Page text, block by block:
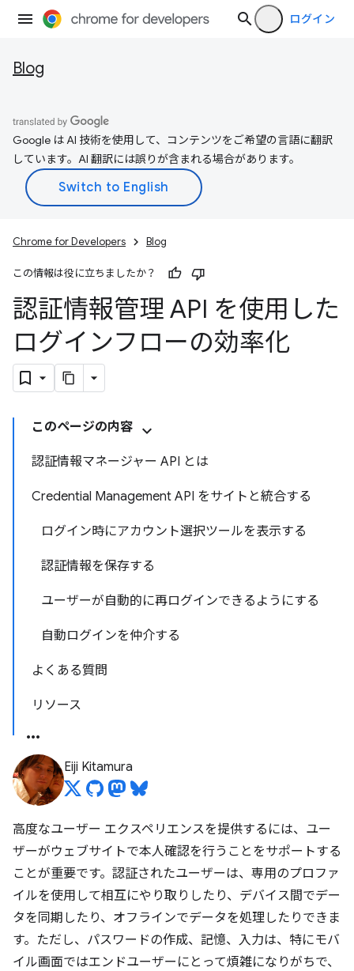
ログイン
Blog
Google は AI 技術を使用して、コンテンツをご希望の言語に翻訳
しています。AI 翻訳には誤りが含まれる場合があります。
Chrome for Developers Blog
この情報は役に立ちましたか？
認証情報管理 API を使用した
ログインフローの効率化
このページの内容
認証情報マネージャー API とは
Credential Management API をサイトと統合する
ログイン時にアカウント選択ツールを表示する
認証情報を保存する
ユーザーが自動的に再ログインできるようにする
自動ログインを仲介する
よくある質問
リソース
Eiji Kitamura
高度なユーザー エクスペリエンスを提供するには、ユー
ザーがウェブサイトで本人確認を行うことをサポートする
ことが重要です。認証されたユーザーは、専用のプロファ
イルを使用して相互にやり取りしたり、デバイス間でデー
タを同期したり、オフラインでデータを処理したりできま
す。ただし、パスワードの作成、記憶、入力は、特にモバ
イル画面ではエンドユーザーにとって煩雑になりがちで、